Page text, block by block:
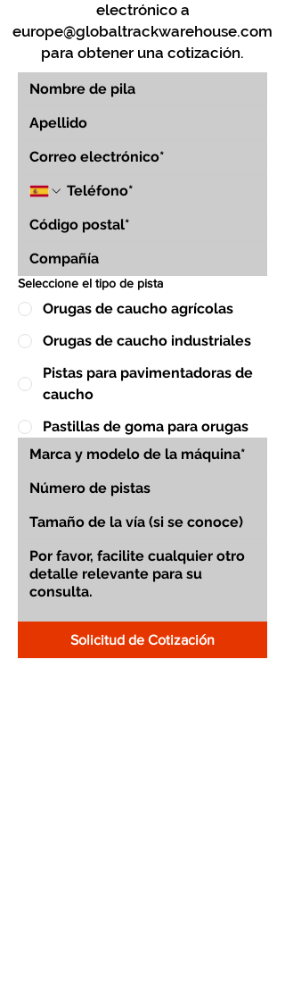
electrónico a
europe@globaltrackwarehouse.com
para obtener una cotización.
Seleccione el tipo de pista
Orugas de caucho agrícolas
Orugas de caucho industriales
Pistas para pavimentadoras de
caucho
Pastillas de goma para orugas
Solicitud de Cotización